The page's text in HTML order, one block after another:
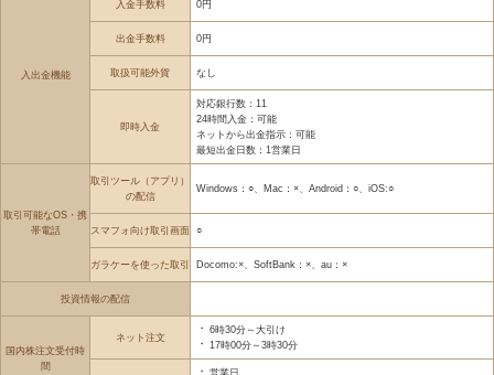
入出金機能
入金手数料 0円
出金手数料 0円
取扱可能外貨 なし
即時入金
対応銀行数：11
24時間入金：可能
ネットから出金指示：可能
最短出金日数：1営業日
取引可能なOS・携
帯電話
取引ツール（アプリ）
の配信
Windows：○、Mac：×、Android：○、iOS:○
スマフォ向け取引画面 ○
ガラケーを使った取引 Docomo:×、SoftBank：×、au：×
投資情報の配信
国内株注文受付時
間
ネット注文
6時30分～大引け
17時00分～3時30分